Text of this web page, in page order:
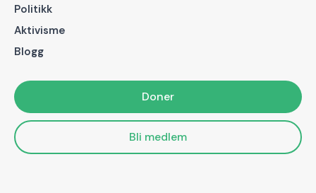
Politikk
Aktivisme
Blogg
Doner
Bli medlem